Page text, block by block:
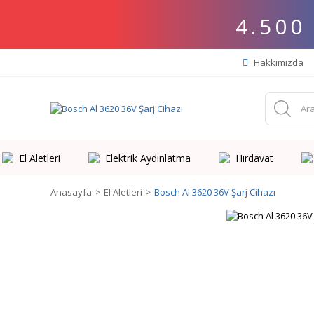
4.500
Hakkımızda
El Aletleri Elektrik Aydınlatma Hırdavat
Anasayfa El Aletleri Bosch Al 3620 36V Şarj Cihazı